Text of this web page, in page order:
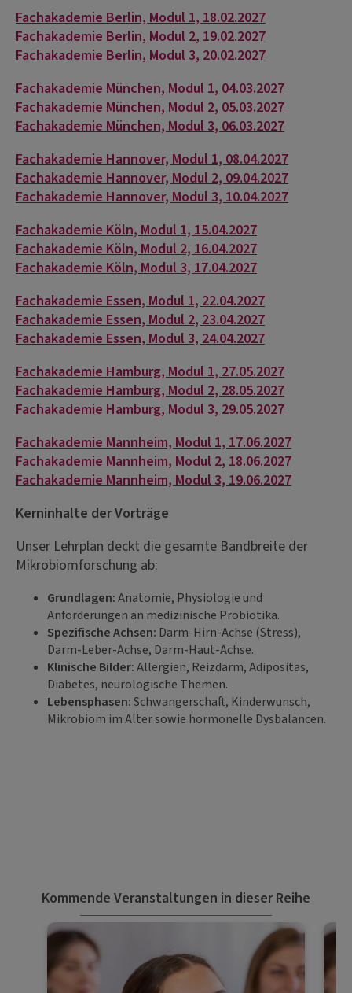
Fachakademie Berlin, Modul 1, 18.02.2027
Fachakademie Berlin, Modul 2, 19.02.2027
Fachakademie Berlin, Modul 3, 20.02.2027
Fachakademie München, Modul 1, 04.03.2027
Fachakademie München, Modul 2, 05.03.2027
Fachakademie München, Modul 3, 06.03.2027
Fachakademie Hannover, Modul 1, 08.04.2027
Fachakademie Hannover, Modul 2, 09.04.2027
Fachakademie Hannover, Modul 3, 10.04.2027
Fachakademie Köln, Modul 1, 15.04.2027
Fachakademie Köln, Modul 2, 16.04.2027
Fachakademie Köln, Modul 3, 17.04.2027
Fachakademie Essen, Modul 1, 22.04.2027
Fachakademie Essen, Modul 2, 23.04.2027
Fachakademie Essen, Modul 3, 24.04.2027
Fachakademie Hamburg, Modul 1, 27.05.2027
Fachakademie Hamburg, Modul 2, 28.05.2027
Fachakademie Hamburg, Modul 3, 29.05.2027
Fachakademie Mannheim, Modul 1, 17.06.2027
Fachakademie Mannheim, Modul 2, 18.06.2027
Fachakademie Mannheim, Modul 3, 19.06.2027
Kerninhalte der Vorträge
Unser Lehrplan deckt die gesamte Bandbreite der
Mikrobiomforschung ab:
Grundlagen:Anatomie, Physiologie und
Anforderungen an medizinische Probiotika.
Spezifische Achsen: Darm-Hirn-Achse (Stress),
Darm-Leber-Achse, Darm-Haut-Achse.
Klinische Bilder:Allergien, Reizdarm, Adipositas,
Diabetes, neurologische Themen.
Lebensphasen:Schwangerschaft, Kinderwunsch,
Mikrobiom im Alter sowie hormonelle Dysbalancen.
Kommende Veranstaltungen in dieser Reihe